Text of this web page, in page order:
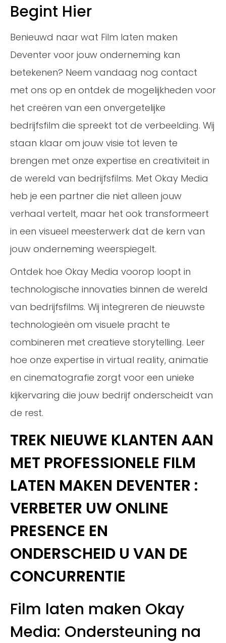
Begint Hier
Benieuwd naar wat Film laten maken
Deventer voor jouw onderneming kan
betekenen? Neem vandaag nog contact
met ons op en ontdek de mogelijkheden voor
het creëren van een onvergetelijke
bedrijfsfilm die spreekt tot de verbeelding. Wij
staan klaar om jouw visie tot leven te
brengen met onze expertise en creativiteit in
de wereld van bedrijfsfilms. Met Okay Media
heb je een partner die niet alleen jouw
verhaal vertelt, maar het ook transformeert
in een visueel meesterwerk dat de kern van
jouw onderneming weerspiegelt.
Ontdek hoe Okay Media voorop loopt in
technologische innovaties binnen de wereld
van bedrijfsfilms. Wij integreren de nieuwste
technologieën om visuele pracht te
combineren met creatieve storytelling. Leer
hoe onze expertise in virtual reality, animatie
en cinematografie zorgt voor een unieke
kijkervaring die jouw bedrijf onderscheidt van
de rest.
TREK NIEUWE KLANTEN AAN
MET PROFESSIONELE FILM
LATEN MAKEN DEVENTER :
VERBETER UW ONLINE
PRESENCE EN
ONDERSCHEID U VAN DE
CONCURRENTIE
Film laten maken Okay
Media: Ondersteuning na